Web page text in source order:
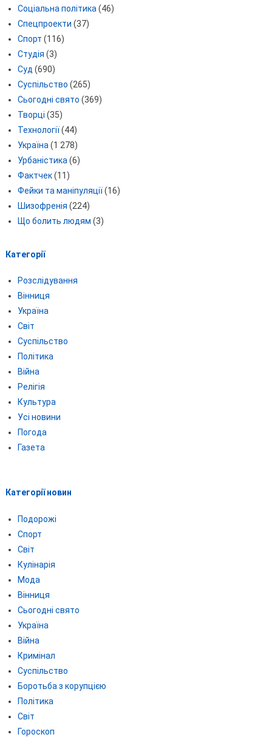
Соціальна політика (46)
Спецпроекти (37)
Спорт (116)
Студія (3)
Суд (690)
Суспільство (265)
Сьогодні свято (369)
Творці (35)
Технології(44)
Україна (1 278)
Урбаністика (6)
Фактчек(11)
Фейки та маніпуляції(16)
Шизофренія (224)
Що болить людям (3)
Категорії
Розслідування
Вінниця
Україна
Світ
Суспільство
Політика
Війна
Релігія
Культура
Усі новини
Погода
Газета
Категорії новин
Подорожі
Спорт
Світ
Кулінарія
Мода
Вінниця
Сьогодні свято
Україна
Війна
Кримінал
Суспільство
Боротьба з корупцією
Політика
Світ
Гороскоп